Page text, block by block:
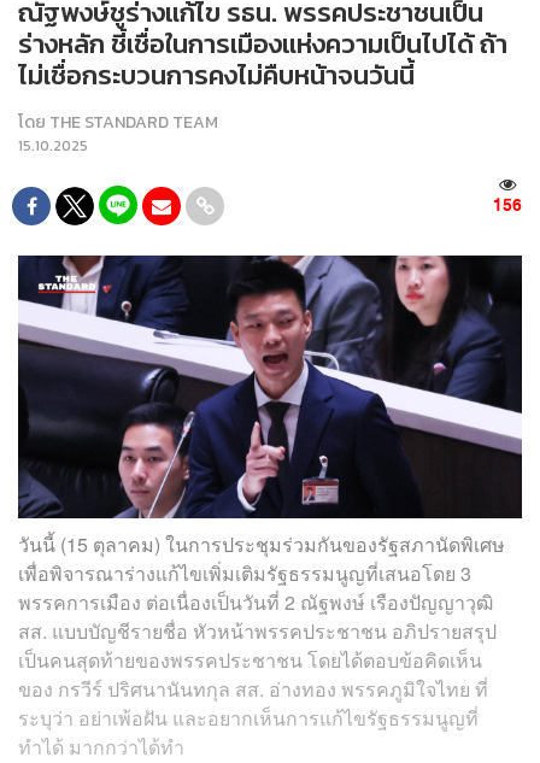
ณัฐพงษ์ชูร่างแก้ไข รธน. พรรคประชาชนเป็น
ร่างหลัก ชี้เชื่อในการเมืองแห่งความเป็นไปได้ ถ้า
ไม่เชื่อกระบวนการคงไม่คืบหน้าจนวันนี้
โดย THE STANDARD TEAM
15.10.2025
156
วันนี้ (15 ตุลาคม) ในการประชุมร่วมกันของรัฐสภานัดพิเศษ
เพื่อพิจารณาร่างแก้ไขเพิ่มเติมรัฐธรรมนูญที่เสนอโดย 3
พรรคการเมือง ต่อเนื่องเป็นวันที่ 2 ณัฐพงษ์ เรืองปัญญาวุฒิ
สส. แบบบัญชีรายชื่อ หัวหน้าพรรคประชาชน อภิปรายสรุป
เป็นคนสุดท้ายของพรรคประชาชน โดยได้ตอบข้อคิดเห็น
ของ กรวีร์ ปริศนานันทกุล สส. อ่างทอง พรรคภูมิใจไทย ที่
ระบุว่า อย่าเพ้อฝัน และอยากเห็นการแก้ไขรัฐธรรมนูญที่
ทำได้ มากกว่าได้ทำ